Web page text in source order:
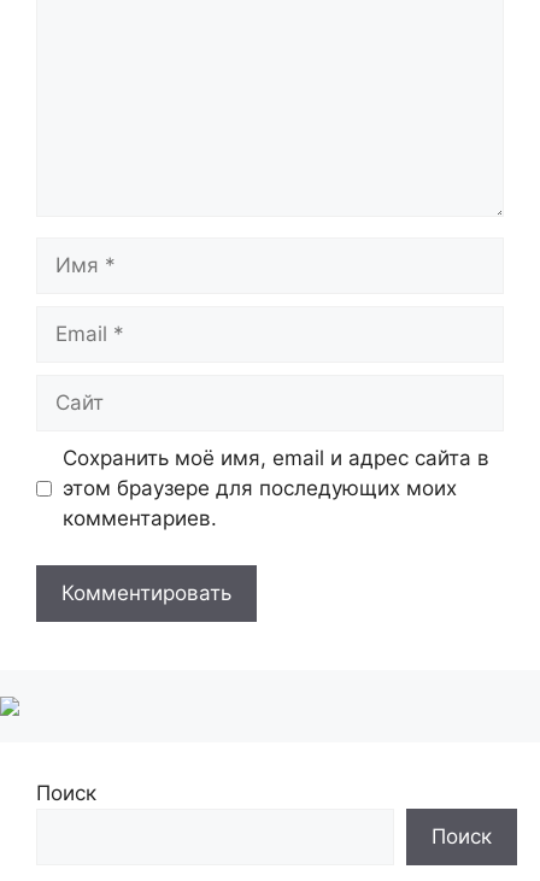
Имя
Email
Сайт
Сохранить моё имя, email и адрес сайта в
этом браузере для последующих моих
комментариев.
Поиск
Поиск